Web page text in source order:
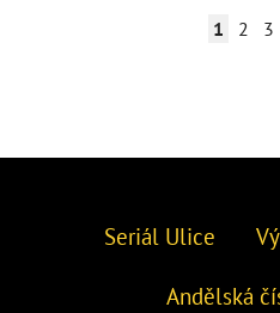
1 2 3
Seriál Ulice
Andělská